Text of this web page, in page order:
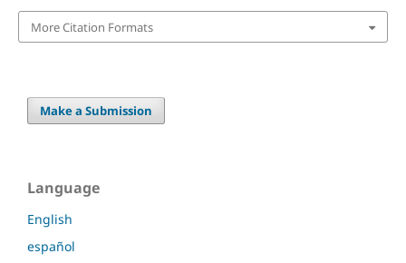
More Citation Formats
Make a Submission
Language
English
español